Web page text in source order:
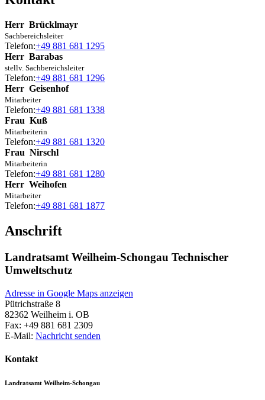
Herr Brücklmayr
Sachbereichsleiter
Telefon:+49 881 681 1295
Herr Barabas
stellv. Sachbereichsleiter
Telefon:+49 881 681 1296
Herr Geisenhof
Mitarbeiter
Telefon:+49 881 681 1338
Frau Kuß
Mitarbeiterin
Telefon:+49 881 681 1320
Frau Nirschl
Mitarbeiterin
Telefon:+49 881 681 1280
Herr Weihofen
Mitarbeiter
Telefon:+49 881 681 1877
Anschrift
Landratsamt Weilheim-Schongau Technischer
Umweltschutz
Adresse in Google Maps anzeigen
Pütrichstraße 8
82362 Weilheim i. OB
Fax: +49 881 681 2309
E-Mail: Nachricht senden
Kontakt
Landratsamt Weilheim-Schongau